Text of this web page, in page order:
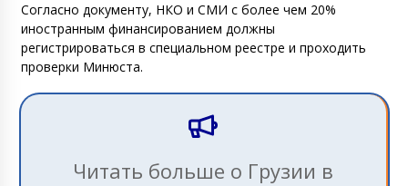
Согласно документу, НКО и СМИ с более чем 20%
иностранным финансированием должны
регистрироваться в специальном реестре и проходить
проверки Минюста.
Читать больше о Грузии в